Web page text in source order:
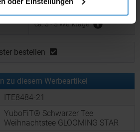
ca. 3 - 5 Werktage
bestellen
zu diesem Werbeartikel
ITE8484-21
YuboFiT® Schwarzer Tee
Weihnachtstee GLOOMING STAR